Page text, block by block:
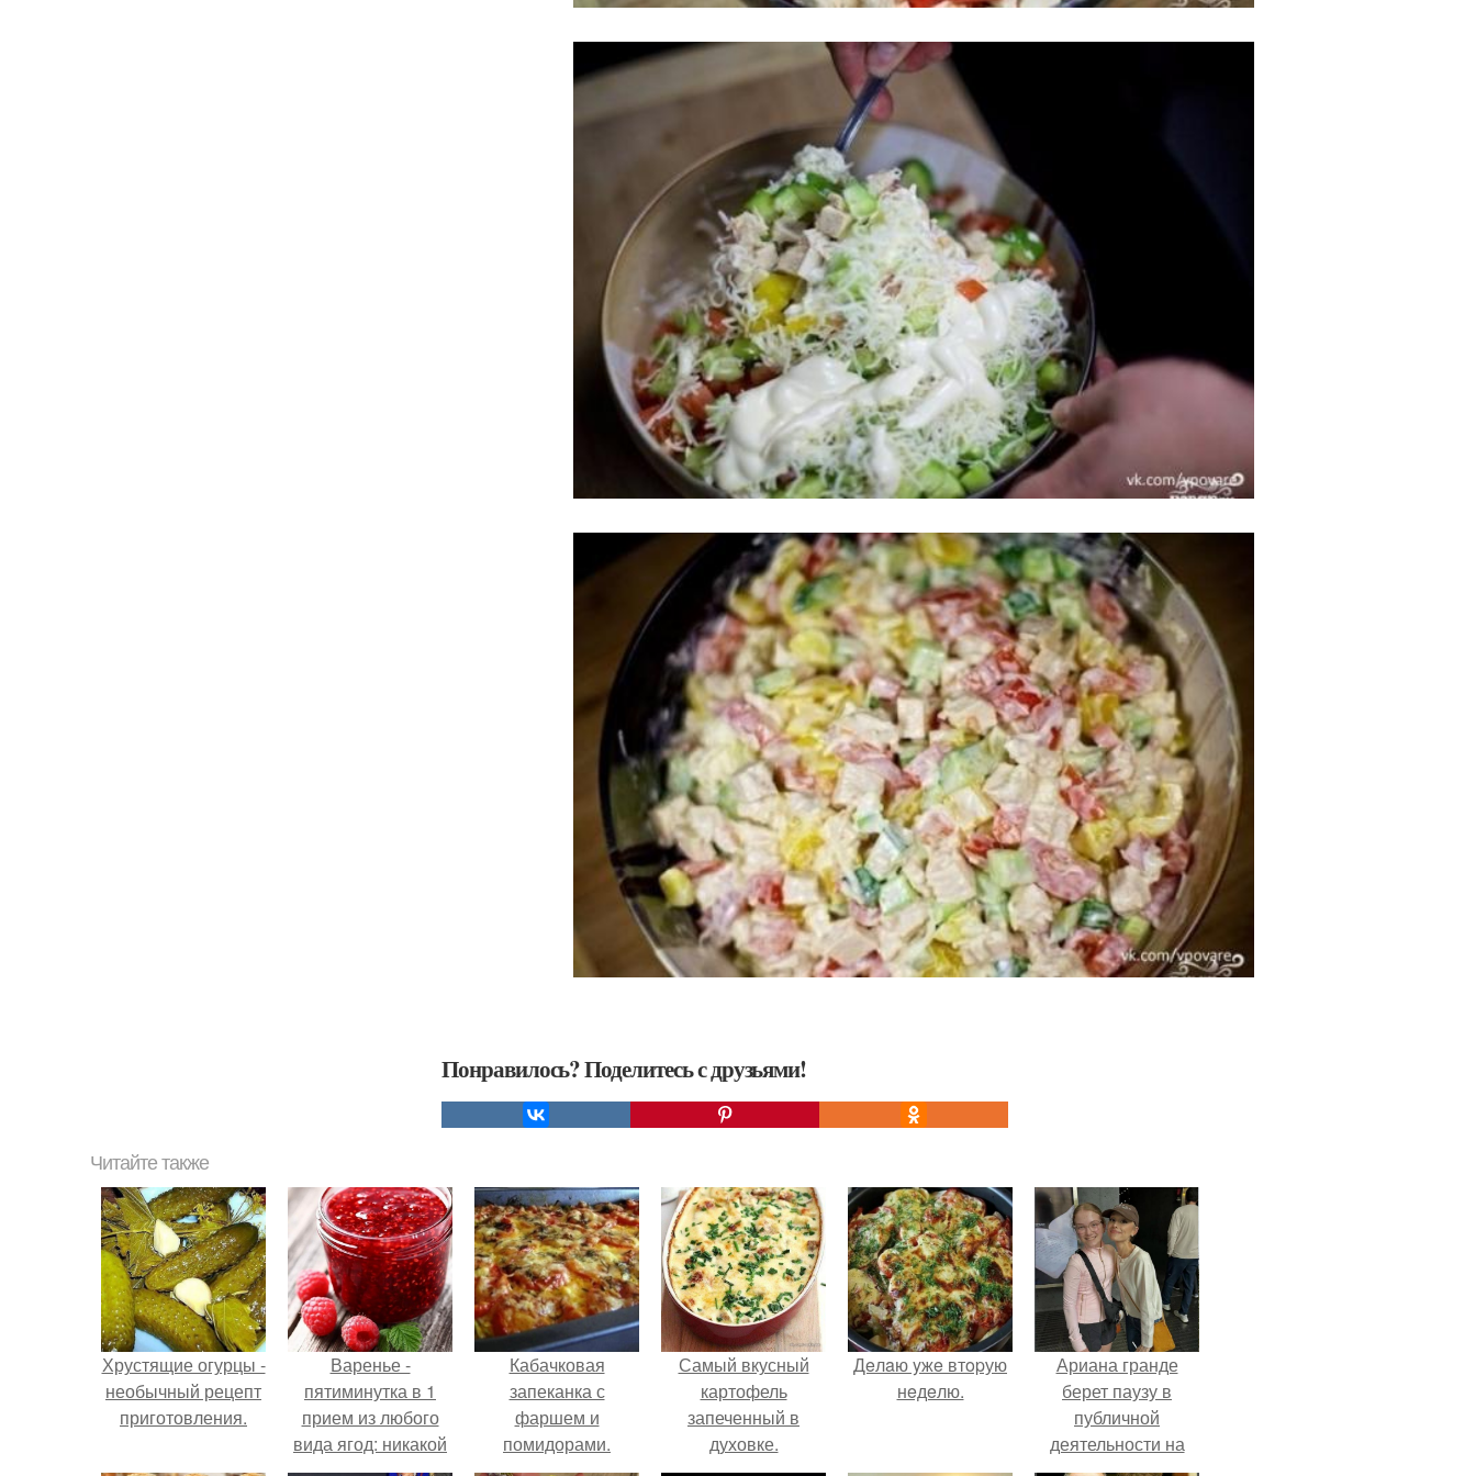
Понравилось? Поделитесь с друзьями!
Читайте также
Хрустящие огурцы -
необычный рецепт
приготовления.
Варенье -
пятиминутка в 1
прием из любого
вида ягод: никакой
длительной варки,
Кабачковая
запеканка с
фаршем и
помидорами.
Самый вкусный
картофель
запеченный в
духовке.
Дeлaю yжe втopую
нeдeлю.
Ариана гранде
берет паузу в
публичной
деятельности на
фоне слухов о